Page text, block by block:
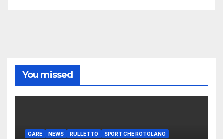
You missed
GARE NEWS RULLETTO SPORT CHE ROTOLANO